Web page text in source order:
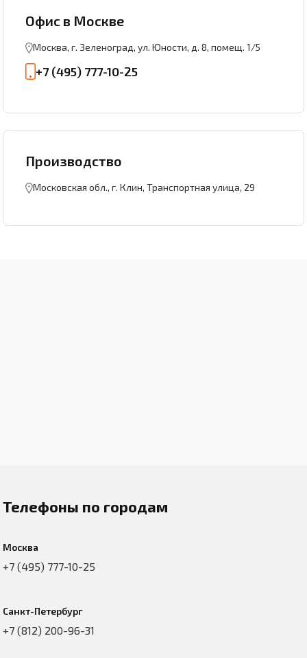
Офис в Москве
Москва, г. Зеленоград, ул. Юности, д. 8, помещ. 1/5
+7 (495) 777-10-25
Производство
Московская обл., г. Клин, Транспортная улица, 29
Телефоны по городам
Москва
+7 (495) 777-10-25
Санкт-Петербург
+7 (812) 200-96-31